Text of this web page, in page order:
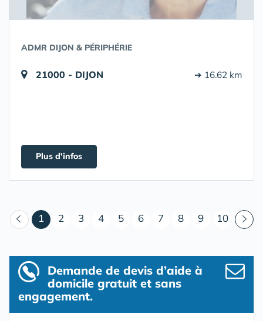
ADMR DIJON & PÉRIPHÉRIE
21000 - DIJON ➔ 16.62 km
Plus d'infos
1 (courant)
2 3 4 5 6 7 8 9 10
Demande de devis d’aide à
domicile gratuit et sans
engagement.